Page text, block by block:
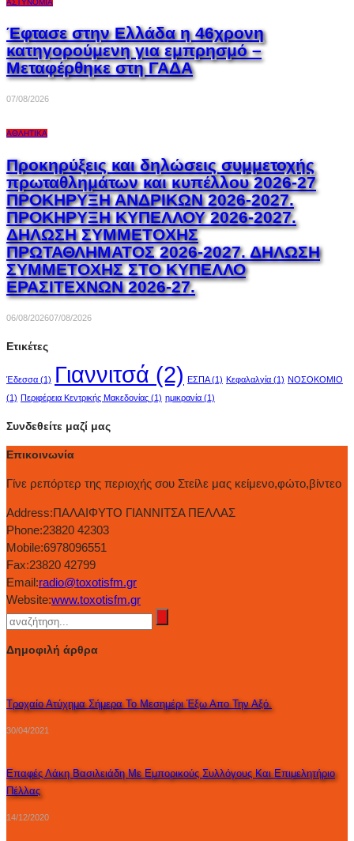
Έφτασε στην Ελλάδα η 46χρονη
κατηγορούμενη για εμπρησμό –
Μεταφέρθηκε στη ΓΑΔΑ
07/08/2026
ΑΘΛΗΤΙΚΆ
Προκηρύξεις και δηλώσεις συμμετοχής
πρωταθλημάτων και κυπέλλου 2026-27
ΠΡΟΚΗΡΥΞΗ ΑΝΔΡΙΚΩΝ 2026-2027.
ΠΡΟΚΗΡΥΞΗ ΚΥΠΕΛΛΟΥ 2026-2027.
ΔΗΛΩΣΗ ΣΥΜΜΕΤΟΧΗΣ
ΠΡΩΤΑΘΛΗΜΑΤΟΣ 2026-2027. ΔΗΛΩΣΗ
ΣΥΜΜΕΤΟΧΗΣ ΣΤΟ ΚΥΠΕΛΛΟ
ΕΡΑΣΙΤΕΧΝΩΝ 2026-27.
06/08/202607/08/2026
Ετικέτες
Έδεσσα (1) Γιαννιτσά (2) ΕΣΠΑ(1) Κεφαλαλγία (1) ΝΟΣΟΚΟΜΙΟ
(1) Περιφέρεια Κεντρικής Μακεδονίας (1) ημικρανία (1)
Συνδεθείτε μαζί μας
Επικοινωνία
Γίνε ρεπόρτερ της περιοχής σου Στείλε μας κείμενο,φώτο,βίντεο
Address:ΠΑΛΑΙΦΥΤΟ ΓΙΑΝΝΙΤΣΑ ΠΕΛΛΑΣ
Phone:23820 42303
Mobile:6978096551
Fax:23820 42799
Email:radio@toxotisfm.gr
Website:www.toxotisfm.gr
Δημοφιλή άρθρα
Τροχαίο Ατύχημα Σήμερα Το Μεσημέρι Έξω Απο Την Αξό.
30/04/2021
Επαφές Λάκη Βασιλειάδη Με Εμπορικούς Συλλόγους Και Επιμελητήριο
Πέλλας
14/12/2020